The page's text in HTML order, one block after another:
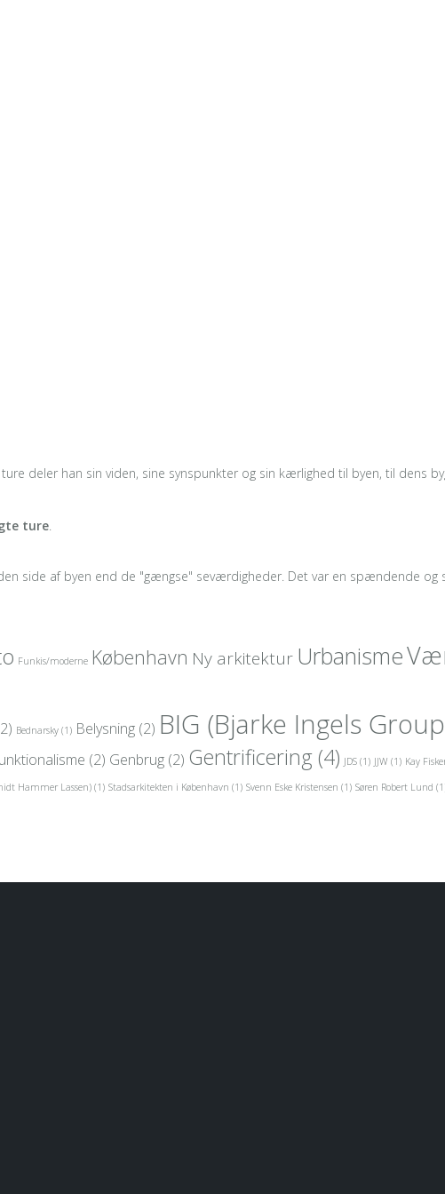
deler han sin viden, sine synspunkter og sin kærlighed til byen, til dens
ture.
side af byen end de "gængse" seværdigheder. Det var en spændende og
Funkis/moderne København Ny arkitektur Urbanisme
Bednarsky (1) Belysning (2) BIG (Bjarke Ingels
(2) Genbrug (2) Gentrificering(4) JDS (1) JJW (1) Kay
Hammer Lassen) (1) Stadsarkitekten i København (1) Svenn Eske Kristensen (1) Søren Robert Lund